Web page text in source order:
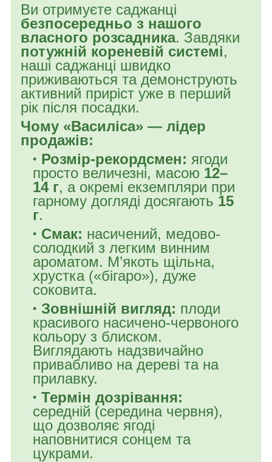
Ви отримуєте саджанці
безпосередньо з нашого
власного розсадника. Завдяки
потужній кореневій системі,
наші саджанці швидко
приживаються та демонструють
активний приріст уже в перший
рік після посадки.
Чому «Василіса» — лідер
продажів:
Розмір-рекордсмен: ягоди
просто величезні, масою 12–
14 г, а окремі екземпляри при
гарному догляді досягають 15
г.
Смак: насичений, медово-
солодкий з легким винним
ароматом. М’якоть щільна,
хрустка («бігаро»), дуже
соковита.
Зовнішній вигляд: плоди
красивого насичено-червоного
кольору з блиском.
Виглядають надзвичайно
привабливо на дереві та на
прилавку.
Термін дозрівання:
середній (середина червня),
що дозволяє ягоді
наповнитися сонцем та
цукрами.